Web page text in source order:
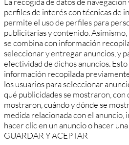
perfiles de interés con técnicas de
permite el uso de perfiles para
publicitarias y contenido.
se combina con información
seleccionar y entregar anuncios, y
efectividad de dichos anuncios.
información recopilada
los usuarios para seleccionar
qué publicidades se mostraron, con
mostraron, cuándo y dónde se
medida relacionada con el anuncio,
hacer clic en un anuncio o hacer
GUARDAR Y ACEPTAR